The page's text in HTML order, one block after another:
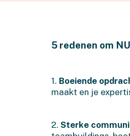
5 redenen om
1. Boeiende
maakt en je
2. Sterke